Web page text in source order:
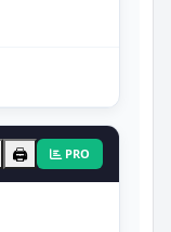
🖨️ PRO